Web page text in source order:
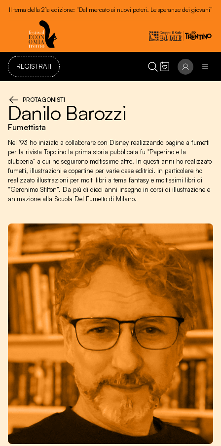
Il tema della 21a edizione: “Dal mercato ai nuovi poteri. Le speranze dei giovani”
REGISTRATI
PROTAGONISTI
Danilo Barozzi
Fumettista
Nel '93 ho iniziato a collaborare con Disney realizzando pagine a fumetti
per la rivista Topolino la prima storia pubblicata fu "Paperino e la
clubberia" a cui ne seguirono moltissime altre. In questi anni ho realizzato
fumetti, illustrazioni e copertine per varie case editrici. in particolare ho
realizzato illustrazioni per molti libri a tema fantasy e moltissimi libri di
“Geronimo Stilton”. Da più di dieci anni insegno in corsi di illustrazione e
animazione alla Scuola Del Fumetto di Milano.